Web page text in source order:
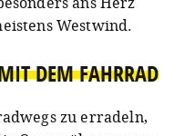
Westwind.
DEM FAHRRAD
zu erradeln,